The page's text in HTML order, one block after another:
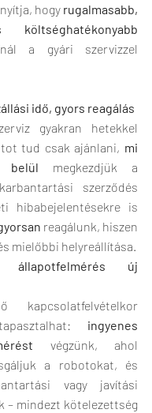
hogy rugalmasabb,
a gyári szervizzel
idő, gyors reagálás
gyakran hetekkel
tud csak ajánlani, mi
megkezdjük a
szerződés
reagálunk, hiszen
mielőbbi helyreállítása.
állapotfelmérés új
ingyenes
végzünk, ahol
a robotokat, és
vagy javítási
– mindezt kötelezettség